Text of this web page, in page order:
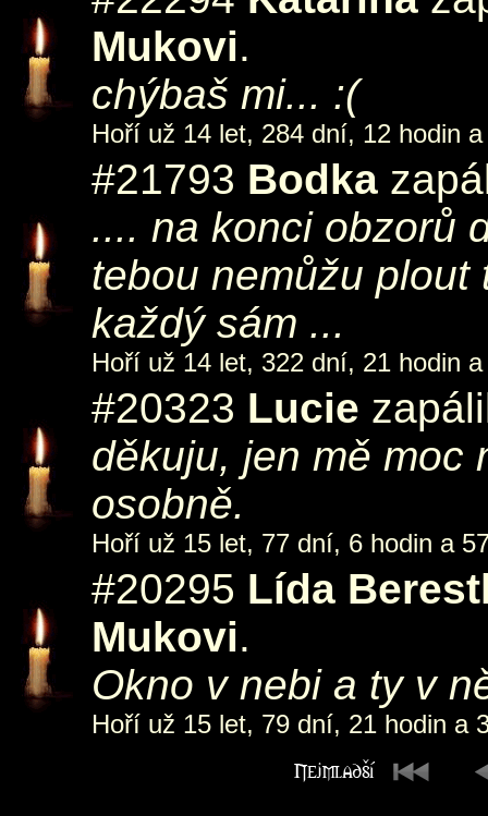
Mukovi.
chýbaš mi... :(
Hoří už 14 let, 284 dní, 12 hodin
#21793 Bodka
.... na konci obzorů
tebou nemůžu
každý sám ...
Hoří už 14 let, 322 dní, 21 hodin
#20323 Lucie
děkuju, jen mě moc
osobně.
Hoří už 15 let, 77 dní, 6 hodin a
#20295 Lída
Mukovi.
Okno v nebi a ty v
Hoří už 15 let, 79 dní, 21 hodin a